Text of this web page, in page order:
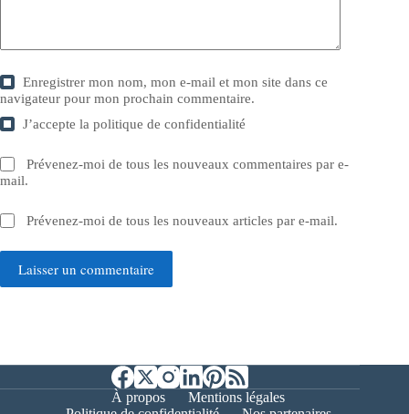
Enregistrer mon nom, mon e-mail et mon site dans ce
navigateur pour mon prochain commentaire.
J’accepte lapolitique de confidentialité
Prévenez-moi de tous les nouveaux commentaires par e-
mail.
Prévenez-moi de tous les nouveaux articles par e-mail.
Laisser un commentaire
À propos
Mentions légales